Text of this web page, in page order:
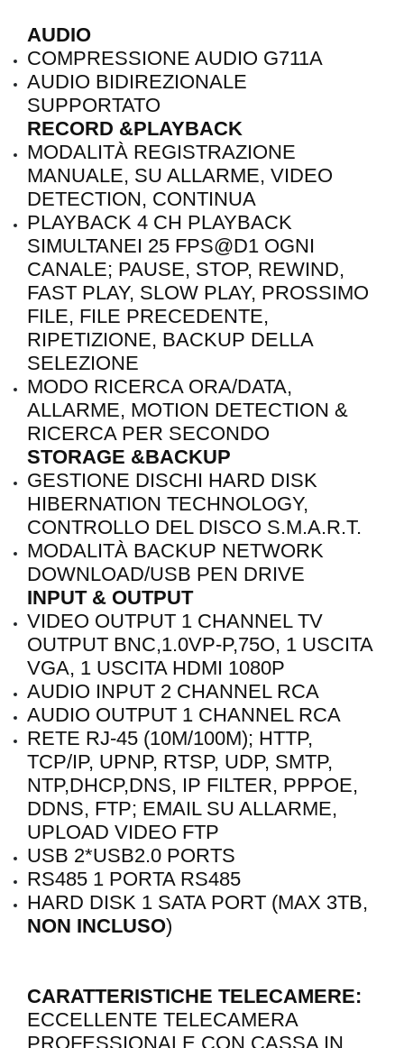
AUDIO
COMPRESSIONE AUDIO G711A
AUDIO BIDIREZIONALE
SUPPORTATO
RECORD &PLAYBACK
MODALITÀ REGISTRAZIONE
MANUALE, SU ALLARME, VIDEO
DETECTION, CONTINUA
PLAYBACK 4 CH PLAYBACK
SIMULTANEI 25 FPS@D1 OGNI
CANALE; PAUSE, STOP, REWIND,
FAST PLAY, SLOW PLAY, PROSSIMO
FILE, FILE PRECEDENTE,
RIPETIZIONE, BACKUP DELLA
SELEZIONE
MODO RICERCA ORA/DATA,
ALLARME, MOTION DETECTION &
RICERCA PER SECONDO
STORAGE &BACKUP
GESTIONE DISCHI HARD DISK
HIBERNATION TECHNOLOGY,
CONTROLLO DEL DISCO S.M.A.R.T.
MODALITÀ BACKUP NETWORK
DOWNLOAD/USB PEN DRIVE
INPUT & OUTPUT
VIDEO OUTPUT 1 CHANNEL TV
OUTPUT BNC,1.0VP-P,75O, 1 USCITA
VGA, 1 USCITA HDMI 1080P
AUDIO INPUT 2 CHANNEL RCA
AUDIO OUTPUT 1 CHANNEL RCA
RETE RJ-45 (10M/100M); HTTP,
TCP/IP, UPNP, RTSP, UDP, SMTP,
NTP,DHCP,DNS, IP FILTER, PPPOE,
DDNS, FTP; EMAIL SU ALLARME,
UPLOAD VIDEO FTP
USB 2*USB2.0 PORTS
RS485 1 PORTA RS485
HARD DISK 1 SATA PORT (MAX 3TB,
NON INCLUSO)
CARATTERISTICHE TELECAMERE:
ECCELLENTE TELECAMERA
PROFESSIONALE CON CASSA IN